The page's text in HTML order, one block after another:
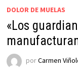
DOLOR DE MUELAS
«Los
porCarmen